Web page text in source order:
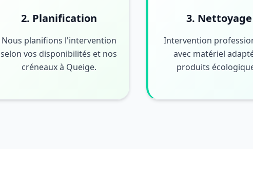
2. Planification
Nous planifions l'intervention
selon vos disponibilités et nos
créneaux à Queige.
3. Nettoyage
Intervention
avec matériel
produits